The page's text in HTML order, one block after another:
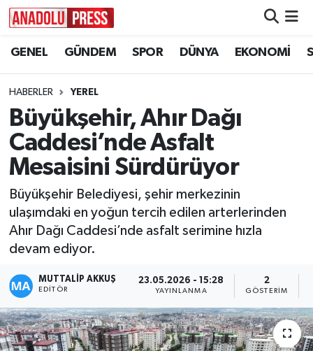
GENEL GÜNDEM SPOR DÜNYA EKONOMİ
HABERLER YEREL
Büyükşehir, Ahır Dağı
Caddesi’nde Asfalt
Mesaisini Sürdürüyor
Büyükşehir Belediyesi, şehir merkezinin
ulaşımdaki en yoğun tercih edilen arterlerinden
Ahır Dağı Caddesi’nde asfalt serimine hızla
devam ediyor.
MUTTALİP AKKUŞ
EDITÖR
23.05.2026 - 15:28
YAYINLANMA
2
GÖSTERIM
Nöbetçi Eczaneler
Hava Durumu
Namaz Vakitleri
Trafik Durumu
Süper Lig Puan Durumu ve Fikstür
Tüm Manşetler